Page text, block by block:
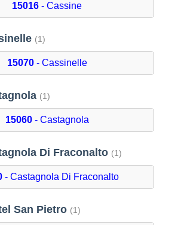
15016 - Cassine
(1)
15070- Cassinelle
(1)
15060- Castagnola
Di Fraconalto (1)
- Castagnola Di Fraconalto
San Pietro (1)